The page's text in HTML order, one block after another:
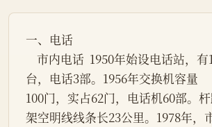
一、电话
台，电话3部。1956年交换机容量
100门，实占62门，电话机60部。杆
架空明线线条长23公里。1978年，